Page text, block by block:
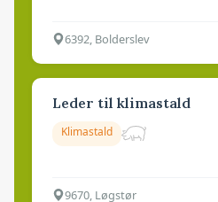
6392, Bolderslev
Leder til klimastald
Klimastald
9670, Løgstør